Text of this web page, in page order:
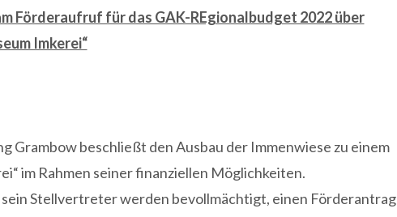
Förderaufruf für das GAK-REgionalbudget 2022 über
Imkerei“
Grambow beschließt den Ausbau der Immenwiese zu einem
im Rahmen seiner finanziellen Möglichkeiten.
Stellvertreter werden bevollmächtigt, einen Förderantrag